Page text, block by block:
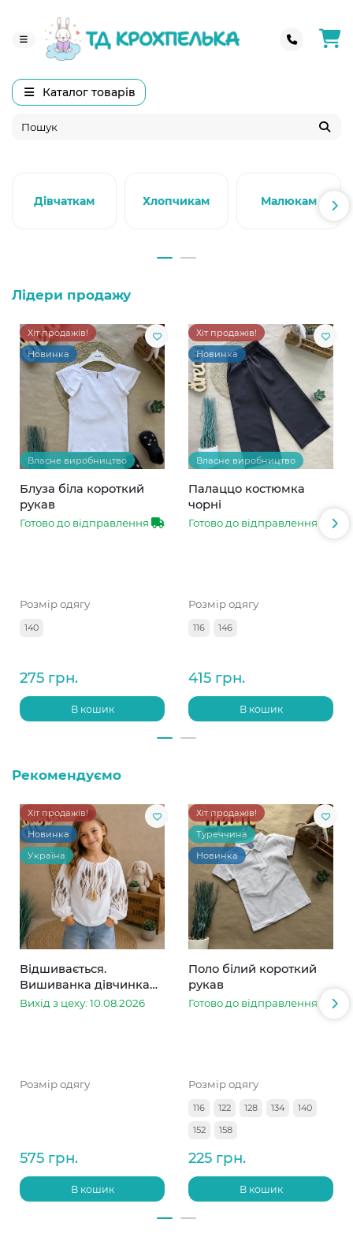
Каталог товарів
Дівчаткам Хлопчикам Малюкам
Лідери продажу
Хіт продажів!
Новинка
Власне виробництво
Блуза біла короткий
рукав
Готово до відправлення
Розмір одягу
140
275 грн.
В кошик
Хіт продажів!
Новинка
Власне виробництво
Палаццо костюмка
чорні
Готово до відправлення
Розмір одягу
116 146
415 грн.
В кошик
Рекомендуємо
Хіт продажів!
Новинка
Україна
Відшивається.
Вишиванка дівчинка
колоски
Вихід з цеху: 10.08.2026
Розмір одягу
575 грн.
В кошик
Хіт продажів!
Туреччина
Новинка
Поло білий короткий
рукав
Готово до відправлення
Розмір одягу
116 122 128 134
140
152
158
225 грн.
В кошик